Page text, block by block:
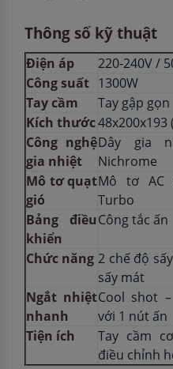
Thông số kỹ thuật
Điện áp
220-240V /
Công suất 1300W
Tay cầm
Tay gập gọn
Kích thước48x200x193
Công nghệ
gia nhiệt
Dây gia
Nichrome
Mô tơ quạt
gió
Mô tơ AC
Turbo
Bảng điều
khiển
Công tắc ấn
Chức năng 2 chế độ
sấy mát
Ngắt nhiệt
nhanh
Cool shot
với 1 nút ấn
Tiện ích
Tay cầm
điều chỉnh